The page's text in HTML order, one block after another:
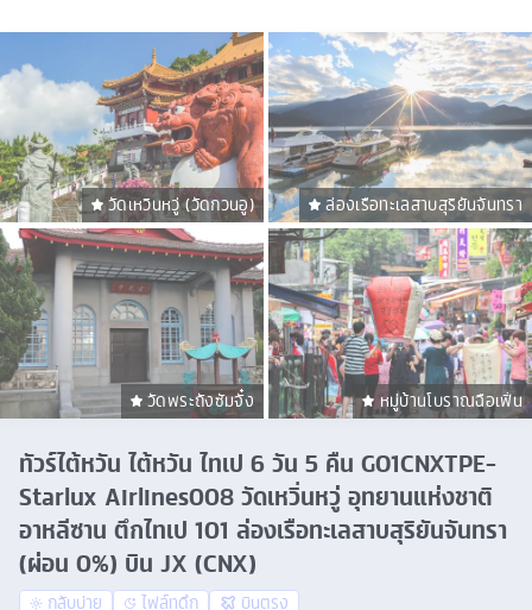
วัดเหวินหวู่ (วัดกวนอู) ล่องเรือทะเลสาบสุริยันจันทรา
วัดพระถังซัมจั๋ง หมู่บ้านโบราณฉือเฟิ่น
ทัวร์ไต้หวัน ไต้หวัน ไทเป 6 วัน 5 คืน GO1CNXTPE-
Starlux Airlines008 วัดเหวิ่นหวู่ อุทยานแห่งชาติ
อาหลีซาน ตึกไทเป 101 ล่องเรือทะเลสาบสุริยันจันทรา
(ผ่อน 0%) บิน JX (CNX)
กลับบ่าย ไฟล์ทดึก บินตรง